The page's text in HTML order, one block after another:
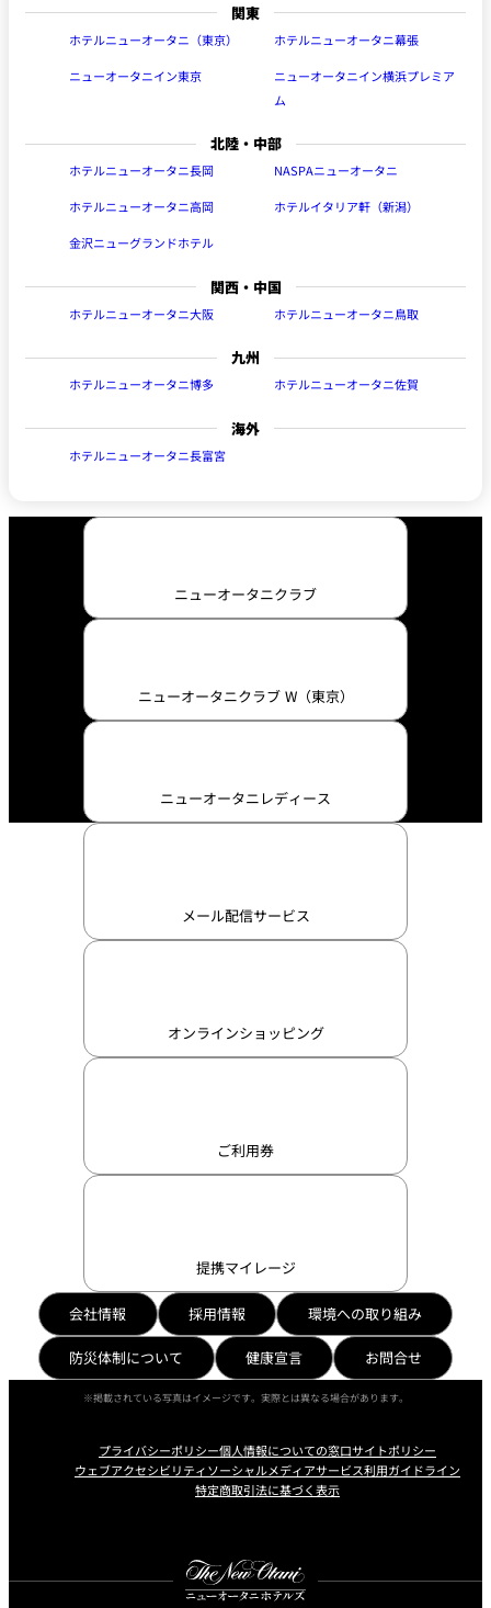
関東
ホテルニューオータニ（東京） ホテルニューオータニ幕張
ニューオータニイン東京
ニューオータニイン横浜プレミア
ム
北陸・中部
ホテルニューオータニ長岡 NASPAニューオータニ
ホテルニューオータニ高岡 ホテルイタリア軒（新潟）
金沢ニューグランドホテル
関西・中国
ホテルニューオータニ大阪 ホテルニューオータニ鳥取
九州
ホテルニューオータニ博多 ホテルニューオータニ佐賀
海外
ホテルニューオータニ長富宮
ニューオータニクラブ
ニューオータニクラブ W（東京）
ニューオータニレディース
メール配信サービス
オンラインショッピング
ご利用券
提携マイレージ
会社情報 採用情報 環境への取り組み
防災体制について 健康宣言 お問合せ
※掲載されている写真はイメージです。実際とは異なる場合があります。
プライバシーポリシー個人情報についての窓口サイトポリシー
ウェブアクセシビリティソーシャルメディアサービス利用ガイドライン
特定商取引法に基づく表示